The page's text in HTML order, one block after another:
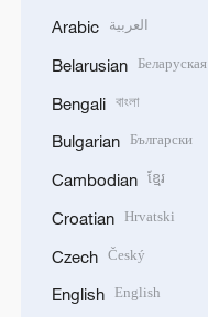
Arabic العربية
Belarusian Беларуская
Bengali বাংলা
Bulgarian Български
Cambodian ខ្មែរ
Croatian Hrvatski
Czech Český
English English